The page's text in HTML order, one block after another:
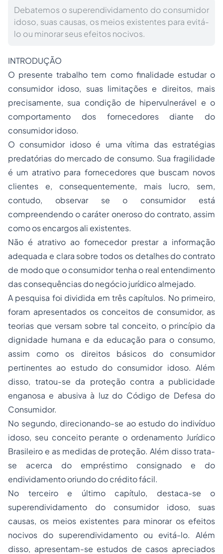
Debatemos o superendividamento do consumidor
idoso, suas causas, os meios existentes para evitá-
lo ou minorar seus efeitos nocivos.
INTRODUÇÃO
O presente trabalho tem como finalidade estudar o
consumidor idoso, suas limitações e direitos, mais
precisamente, sua condição de hipervulnerável e o
comportamento dos fornecedores diante do
consumidor idoso.
O consumidor idoso é uma vítima das estratégias
predatórias do mercado de consumo. Sua fragilidade
é um atrativo para fornecedores que buscam novos
clientes e, consequentemente, mais lucro, sem,
contudo, observar se o consumidor está
compreendendo o caráter oneroso do contrato, assim
como os encargos ali existentes.
Não é atrativo ao fornecedor prestar a informação
adequada e clara sobre todos os detalhes do contrato
de modo que o consumidor tenha o real entendimento
das consequências do negócio jurídico almejado.
A pesquisa foi dividida em três capítulos. No primeiro,
foram apresentados os conceitos de consumidor, as
teorias que versam sobre tal conceito, o princípio da
dignidade humana e da educação para o consumo,
assim como os direitos básicos do consumidor
pertinentes ao estudo do consumidor idoso. Além
disso, tratou-se da proteção contra a publicidade
enganosa e abusiva à luz do Código de Defesa do
Consumidor.
No segundo, direcionando-se ao estudo do indivíduo
idoso, seu conceito perante o ordenamento Jurídico
Brasileiro e as medidas de proteção. Além disso trata-
se acerca do empréstimo consignado e do
endividamento oriundo do crédito fácil.
No terceiro e último capítulo, destaca-se o
superendividamento do consumidor idoso, suas
causas, os meios existentes para minorar os efeitos
nocivos do superendividamento ou evitá-lo. Além
disso, apresentam-se estudos de casos apreciados